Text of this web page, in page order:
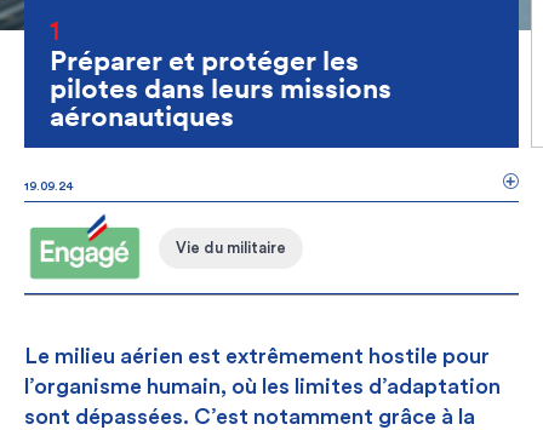
1
Préparer et protéger les
pilotes dans leurs missions
aéronautiques
19.09.24
CONSEILS D'EXPERTS
Vie du militaire
Le milieu aérien est extrêmement hostile pour
l’organisme humain, où les limites d’adaptation
sont dépassées. C’est notamment grâce à la